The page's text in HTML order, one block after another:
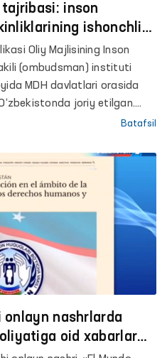
inson
ishonchli
o‘zaro hamkorlik
Oliy Majlisining Inson
(ombudsman) instituti
MDH davlatlari orasida
joriy etilgan.
instituti 28 yilligini 20 dan
vakolatli organlari va
birgalikda Samarqand
Batafsil
nashrlarda
oid xabarlar